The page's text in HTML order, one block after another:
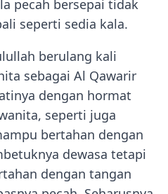
pecah bersepai tidak
seperti sedia kala.
berulang kali
sebagai Al Qawarir
dengan hormat
seperti juga
bertahan dengan
dewasa tetapi
dengan tangan